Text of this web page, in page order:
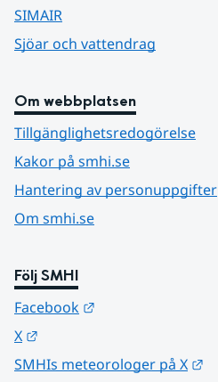
SIMAIR
Sjöar och vattendrag
Om webbplatsen
Tillgänglighetsredogörelse
Kakor på smhi.se
Hantering av personuppgifter
Om smhi.se
Följ SMHI
Facebook
X
SMHIs meteorologer på X